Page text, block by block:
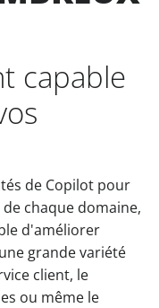
capable
de Copilot pour
chaque domaine,
d'améliorer
grande variété
client, le
ou même le